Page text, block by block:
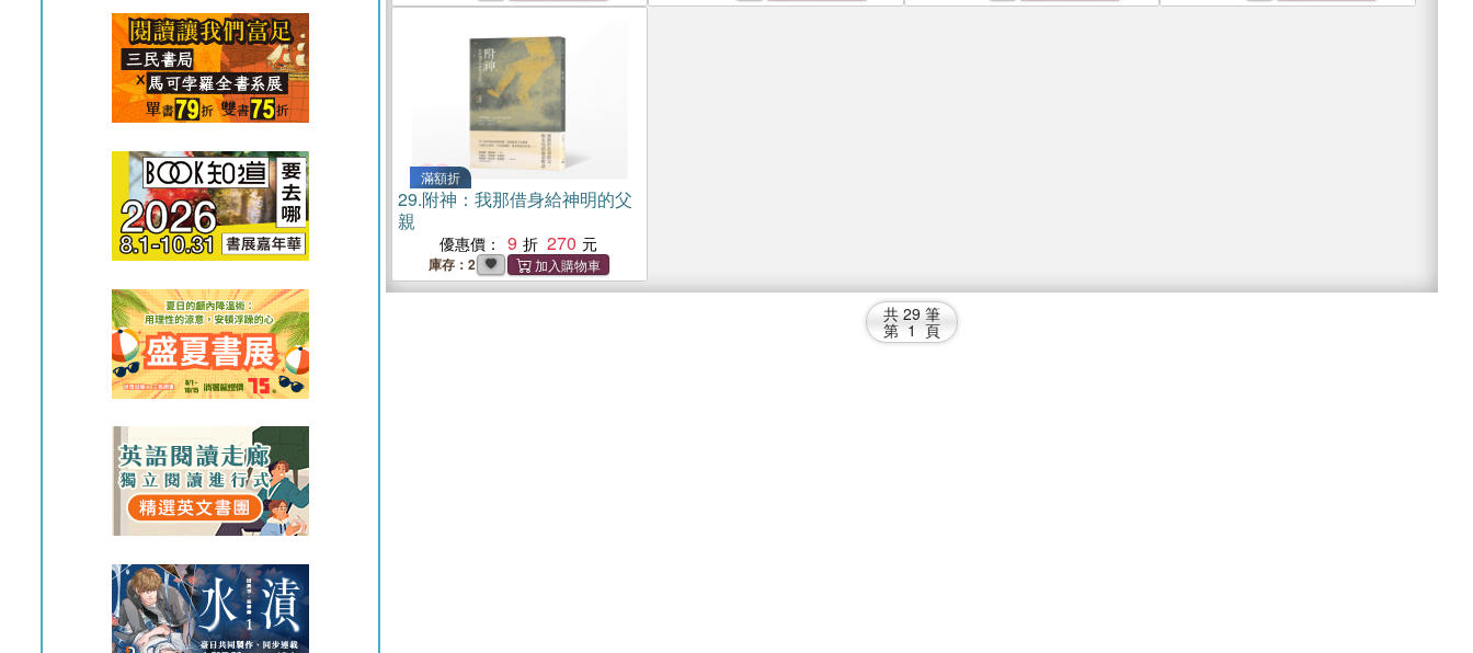
滿額折
29.附神：我那借身給神明的父
親
優惠價： 9 270
庫存：2
共 29 筆
第 1 頁